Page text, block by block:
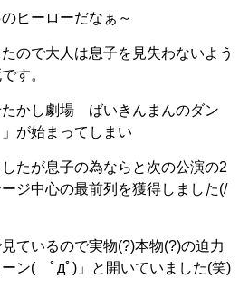
ヒーローだなぁ～
ので大人は息子を見失わないよう
す。
かし劇場 ばいきんまんのダン
が始まってしまい
たが息子の為ならと次の公演の2
ジ中心の最前列を獲得しました(/
ているので実物(?)本物(?)の迫力
ン( ﾟдﾟ)」と開いていました(笑)